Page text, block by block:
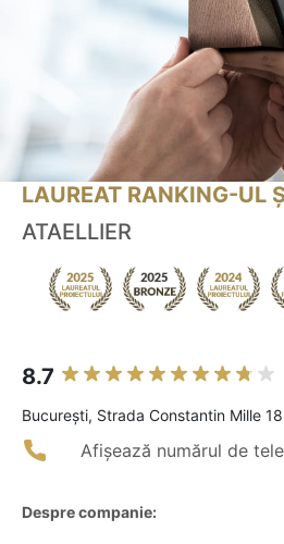
LAUREAT RANKING-UL
ATAELLIER
8.7
Bucureşti, Strada Constantin Mille 18
Afișează numărul de
Despre companie: